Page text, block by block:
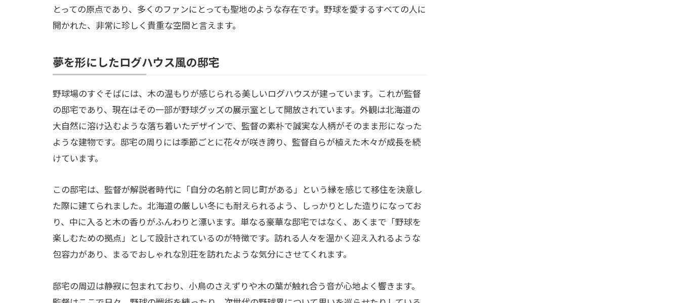
とっての原点であり、多くのファンにとっても聖地のような存在です。野球を愛するすべての人に
開かれた、非常に珍しく貴重な空間と言えます。
夢を形にしたログハウス風の邸宅
野球場のすぐそばには、木の温もりが感じられる美しいログハウスが建っています。これが監督
の邸宅であり、現在はその一部が野球グッズの展示室として開放されています。外観は北海道の
大自然に溶け込むような落ち着いたデザインで、監督の素朴で誠実な人柄がそのまま形になった
ような建物です。邸宅の周りには季節ごとに花々が咲き誇り、監督自らが植えた木々が成長を続
けています。
この邸宅は、監督が解説者時代に「自分の名前と同じ町がある」という縁を感じて移住を決意し
た際に建てられました。北海道の厳しい冬にも耐えられるよう、しっかりとした造りになってお
り、中に入ると木の香りがふんわりと漂います。単なる豪華な邸宅ではなく、あくまで「野球を
楽しむための拠点」として設計されているのが特徴です。訪れる人々を温かく迎え入れるような
包容力があり、まるでおしゃれな別荘を訪れたような気分にさせてくれます。
邸宅の周辺は静寂に包まれており、小鳥のさえずりや木の葉が触れ合う音が心地よく響きます。